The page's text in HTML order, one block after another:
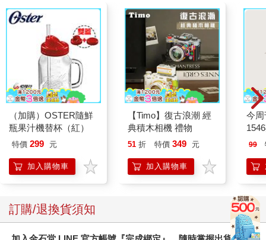
（加購）OSTER隨鮮
瓶果汁機替杯（紅）
特價 299 元
加入購物車
【Timo】復古浪潮 經
典積木相機 禮物
51 折 特價 349 元
加入購物車
今周
99
訂購/退換貨須知